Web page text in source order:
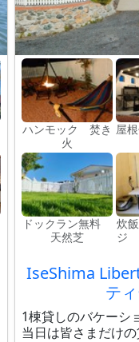
ハンモック 焚き
火
屋
ドックラン無料
天然芝
炊
ジ
IseShima
テ
1棟貸しのバケーシ
当日は皆さまだけの